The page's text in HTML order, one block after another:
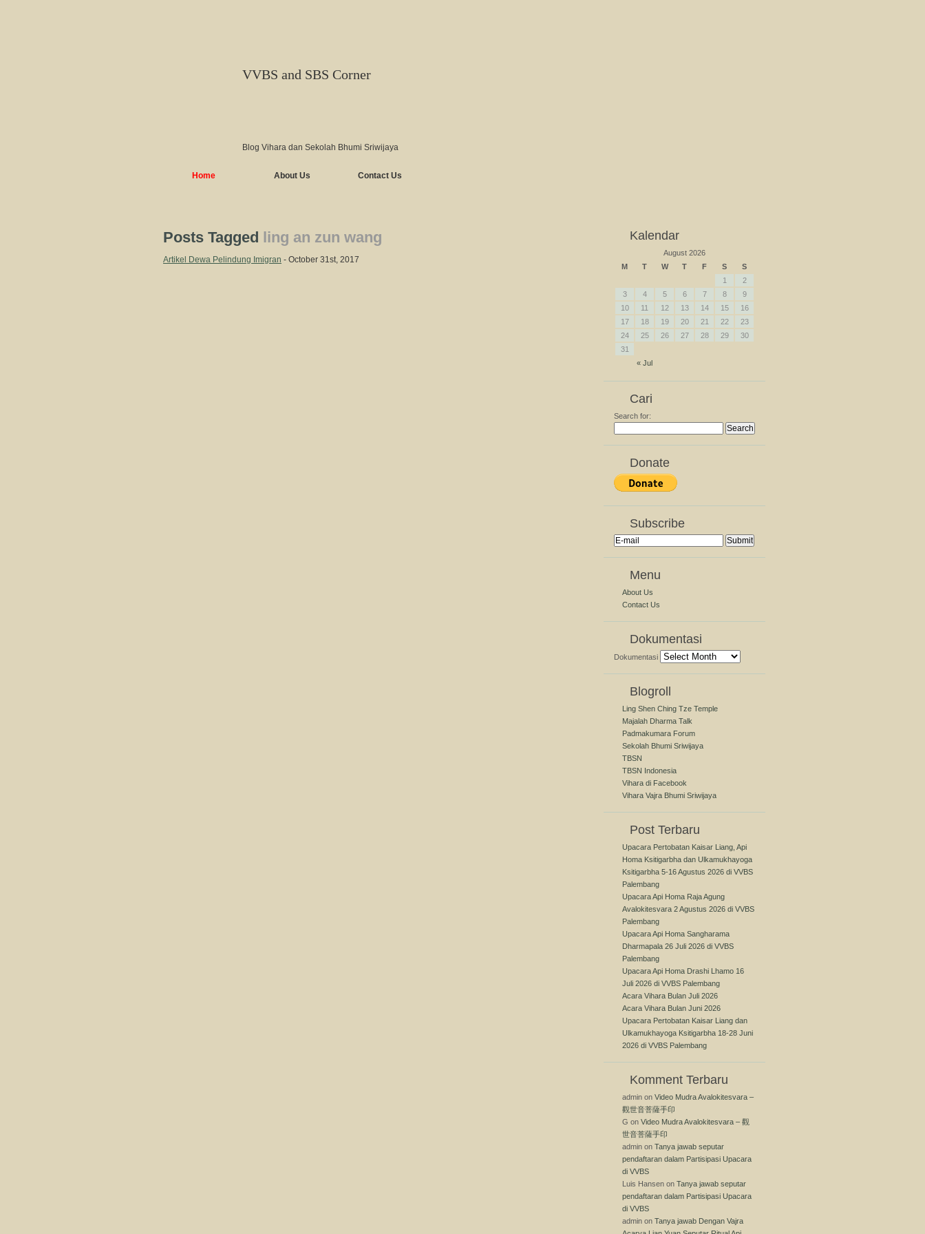
VVBS and SBS Corner
Blog Vihara dan Sekolah Bhumi Sriwijaya
Home About Us Contact Us
Posts Tagged ling an zun wang
Artikel Dewa Pelindung Imigran - October 31st, 2017
Kalendar
August 2026
M
T W T F S S
« Jul
1
2
3
4 5 6 7 8
9
10
11 12 13 14 15
16
17
18 19 20 21 22
23
24
25 26 27 28 29
30
31
Cari
Search for:
Donate
Subscribe
Menu
About Us
Contact Us
Dokumentasi
Dokumentasi
Blogroll
Ling Shen Ching Tze Temple
Majalah Dharma Talk
Padmakumara Forum
Sekolah Bhumi Sriwijaya
TBSN
TBSN Indonesia
Vihara di Facebook
Vihara Vajra Bhumi Sriwijaya
Post Terbaru
Upacara Pertobatan Kaisar Liang, Api
Homa Ksitigarbha dan Ulkamukhayoga
Ksitigarbha 5-16 Agustus 2026 di VVBS
Palembang
Upacara Api Homa Raja Agung
Avalokitesvara 2 Agustus 2026 di VVBS
Palembang
Upacara Api Homa Sangharama
Dharmapala 26 Juli 2026 di VVBS
Palembang
Upacara Api Homa Drashi Lhamo 16
Juli 2026 di VVBS Palembang
Acara Vihara Bulan Juli 2026
Acara Vihara Bulan Juni 2026
Upacara Pertobatan Kaisar Liang dan
Ulkamukhayoga Ksitigarbha 18-28 Juni
2026 di VVBS Palembang
Komment Terbaru
admin on Video Mudra Avalokitesvara –
觀世音菩薩手印
G on Video Mudra Avalokitesvara – 觀
世音菩薩手印
admin on Tanya jawab seputar
pendaftaran dalam Partisipasi Upacara
di VVBS
Luis Hansen on Tanya jawab seputar
pendaftaran dalam Partisipasi Upacara
di VVBS
admin on Tanya jawab Dengan Vajra